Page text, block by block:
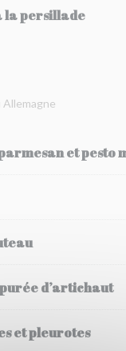
la persillade
et pesto
d’artichaut
et pleurotes